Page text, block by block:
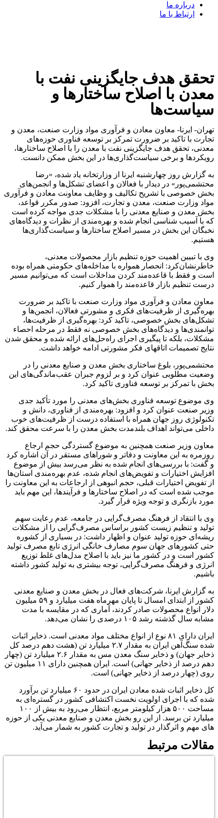
درباره ما
ارتباط با ما
تحقق هدف جایگزینی نفت با
معدن با اصلاح ساختارها و
سیاست‌ها
تهران- ایرنا- معاون معادن و فرآوری مواد وزارت صنعت، معدن و
تجارت با تاکید بر ضرورت تمرکز بر توسعه فناوری حوزه‌های
معدنی، تحقق هدف جایگزینی نفت با معدن را با اصلاح ساختارها،
رویکردها و برخی سیاست‌گذاری‌ها در این بخش ممکن دانست.
به گزارش روز چهارشنبه ایرنا از وزارتخانه یاد شده، «رضا
محتشمی‌پور» در دیدار با فعالان و اعضای تشکل‌ها و انجمن‌های
بخش خصوصی با تشریح تکالیف و وظایف معاونت معادن و فرآوری
مواد وزارت صنعت، معدن و تجارت، افزود: صدور مکرر قواعد،
بخش معدن و صنایع معدنی را با مشکلات جدی مواجه کرده است
که با آسیب شناسی انجام شده و بهره‌مندی از نظرات و دیدگاه‌های
نخبگان این بخش در مسیر اصلاح ساختارها و سیاست‌گذاری‌ها
هستیم.
وی با تبیین اهمیت حوزه تنظیم بازار محصولات معدنی،
خاطرنشان‌کرد: انحصار همواره با مداخله‌های حکومتی همراه بوده
است و فقط با قاعده‌مند کردن مداخلات است که می‌توانیم مسیر
درست تنظیم بازار قاعده‌مند را هموار کنیم.
معاون معادن و فرآوری مواد وزارت صنعت با تاکید بر ضرورت
بهره‌گیری از ظرفیت‌های فکری و مشورتی فعالان، انجمن‌ها و
تشکل‌های بخش خصوصی، تاکید کرد: بهره‌گیری از ظرفیت‌ها،
توانمندی‌ها و دیدگاه‌های بخش خصوصی نه فقط در مرحله احصاء
مشکلات، بلکه تا پیگیری اجرای راه‌حل‌های ارائه شده و محقق شدن
نتایج تصمیمات اتاقهای فکر مشورتی ادامه خواهد داشت.
محتشمی‌پور، بلوغ ساختاری بخش معدن و صنایع معدنی را در
وضعیت مطلوبی عنوان کرد و بر لزوم جبران عقب‌ماندگی‌های این
بخش با تمرکز بر توسعه فناوری تاکید کرد.
وی موضوع توسعه فناوری‌ بخش‌های معدنی را مورد تأکید جدی
وزیر صنعت عنوان کرد و افزود: بهره‌مندی از فناوری، دانش و
تکنولوژی روز جهان همراه با استفاده درست از ظرفیت‌های خوب
داخلی می‌تواند اهداف بلندمدت بخش معدن را با سرعت محقق کند.
معاون وزیر صنعت همچنین به موضوع گستردگی حجم ارجاع
روزمره به این معاونت و دفاتر و شوراهای مستقر در آن اشاره کرد
و گفت: با بررسی‌های انجام شده به نظر می‌رسد بیش از موضوع
افزایش اختیارات و تفویض‌های انجام شده، عدم بهره‌مندی استان‌ها
از تفویض اختیارات قبلی، حجم انبوهی از ارجاعات به این معاونت را
موجب شده است که در اصلاح ساختارها و فرآیندها، این مهم باید
مورد بازنگری و توجه ویژه قرار گیرد.
وی با انتقاد از فرهنگ مصرف‌گرایی در جامعه، عدم رعایت سهم
تولید و تنظیم زیست کشور براساس مصرف‌گرایی را از مشکلات
ریشه‌ای حوزه تولید عنوان و اظهار داشت: در بسیاری از کشوره
حتی کشورهای جهان سوم مصارف خانگی انرژی تابع مصرف تولید
کشور است و در کشور ما نیز باید با اصلاح مدل‌های غلط توزیع
انرژی و فرهنگ مصرف‌گرایی، توجه بیشتری به تولید کشور داشته
باشیم.
به گزارش ایرنا، شرکت‌های فعال در بخش معدن و صنایع معدنی
کشور از ابتدای امسال تا پایان مهرماه هفت میلیارد و ۵۹ میلیون
دلار انواع محصولات صادر کردند، آماری که در مقایسه با مدت
مشابه سال گذشته رشد ۱۰۵ درصدی را نشان می‌دهد.
ایران دارای ۸۱ نوع از انواع مختلف مواد معدنی است. ذخایر اثبات
شده سنگ‌آهن ایران به مقدار ۲.۷ میلیارد تن (هشت دهم درصد کل
ذخایر جهان) و ذخایر سنگ معدن مس به مقدار ۲.۶ میلیارد تن (چهار
دهم درصد از ذخایر جهانی) است. ایران همچنین دارای ۱۱ میلیون تن
روی (چهار درصد از ذخایر جهانی) است.
کل ذخایر اثبات شده معادن ایران در حدود ۶۰ میلیارد تن برآورد
شده که با اجرای اولویت نخست اکتشافی کشور در گستره‌­ای به
مساحت ۵۰۰ هزار کیلومتر مربع، انتظار می‌رود به بیش از ۱۰۰
میلیارد تن برسد. از این رو بخش معدن و صنایع معدنی یکی از حوزه­‌
های مهم و اثرگذار در تولید و تجارت کشور به شمار می‌آید.
مقالات مرتبط